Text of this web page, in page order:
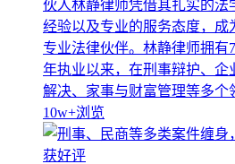
伙人林静律师凭借其扎实的法
经验以及专业的服务态度，成
专业法律伙伴。林静律师拥有
年执业以来，在刑事辩护、企
解决、家事与财富管理等多个
10w+浏览